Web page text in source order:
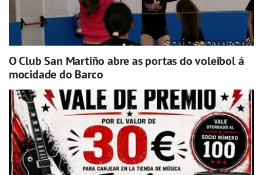
O Club San Martiño abre as portas do voleibol á
mocidade do Barco